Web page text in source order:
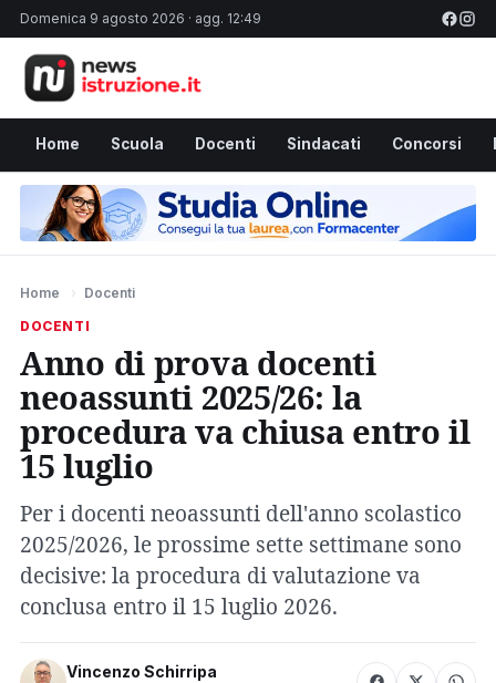
Domenica 9 agosto 2026 · agg. 12:49
Home Scuola Docenti Sindacati Concorsi
Home › Docenti
DOCENTI
Anno di prova docenti
neoassunti 2025/26: la
procedura va chiusa entro il
15 luglio
Per i docenti neoassunti dell'anno scolastico
2025/2026, le prossime sette settimane sono
decisive: la procedura di valutazione va
conclusa entro il 15 luglio 2026.
Vincenzo Schirripa